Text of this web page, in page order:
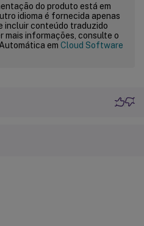
do produto está em
idioma é fornecida apenas
incluir conteúdo traduzido
mais informações, consulte o
em Cloud Software